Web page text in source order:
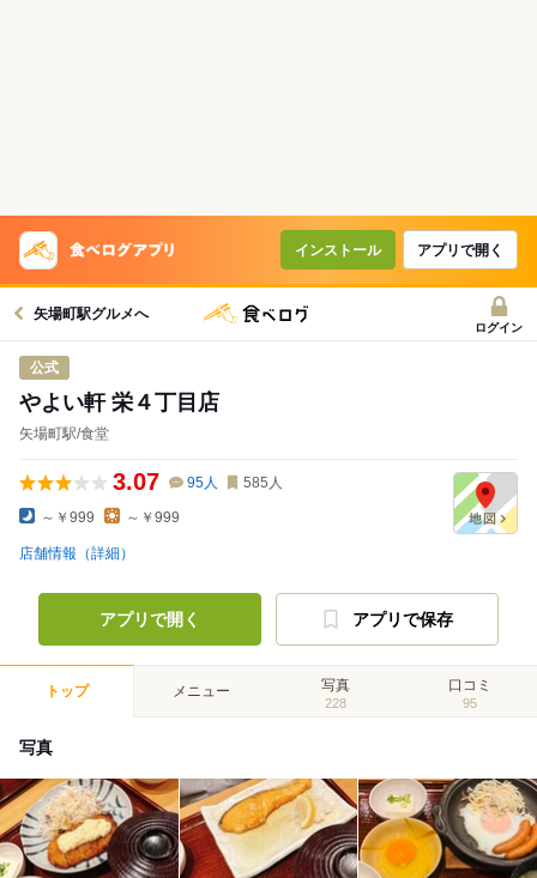
インストール アプリで開く
矢場町駅グルメへ
ログイン
公式
やよい軒 栄４丁目店
矢場町駅/食堂
3.07 95人 585 人
～￥999 ～￥999
店舗情報（詳細）
アプリで開く アプリで保存
トップ メニュー 写真
228
口コミ
95
写真